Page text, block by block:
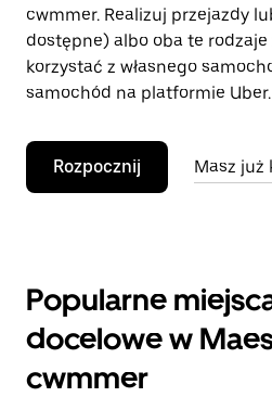
cwmmer. Realizuj przejazdy
dostępne) albo oba te rodzaje
korzystać z własnego
samochód na platformie Uber.
Rozpocznij Masz już
Popularne
docelowe w
cwmmer